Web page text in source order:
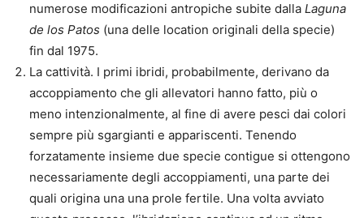
numerose modificazioni antropiche subite dalla Laguna
de los Patos (una delle location originali della specie)
fin dal 1975.
La cattività. I primi ibridi, probabilmente, derivano da
accoppiamento che gli allevatori hanno fatto, più o
meno intenzionalmente, al fine di avere pesci dai colori
sempre più sgargianti e appariscenti. Tenendo
forzatamente insieme due specie contigue si ottengono
necessariamente degli accoppiamenti, una parte dei
quali origina una una prole fertile. Una volta avviato